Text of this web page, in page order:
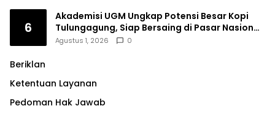
6
Akademisi UGM Ungkap Potensi Besar Kopi
Tulungagung, Siap Bersaing di Pasar Nasional
hingga Dunia
Agustus 1, 2026 0
Beriklan
Ketentuan Layanan
Pedoman Hak Jawab